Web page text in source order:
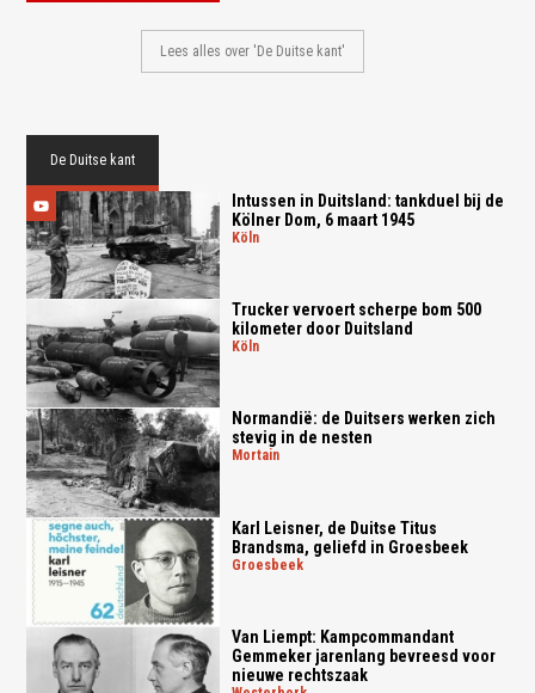
Lees alles over 'De Duitse kant'
De Duitse kant
Intussen in Duitsland: tankduel bij de
Kölner Dom, 6 maart 1945
köln
Trucker vervoert scherpe bom 500
kilometer door Duitsland
köln
Normandië: de Duitsers werken zich
stevig in de nesten
mortain
Karl Leisner, de Duitse Titus
Brandsma, geliefd in Groesbeek
groesbeek
Van Liempt: Kampcommandant
Gemmeker jarenlang bevreesd voor
nieuwe rechtszaak